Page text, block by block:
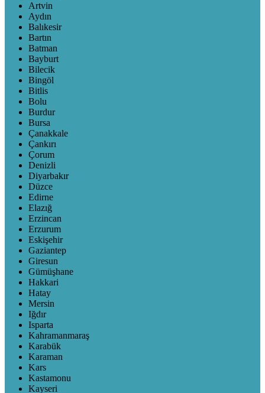
Artvin
Aydın
Balıkesir
Bartın
Batman
Bayburt
Bilecik
Bingöl
Bitlis
Bolu
Burdur
Bursa
Çanakkale
Çankırı
Çorum
Denizli
Diyarbakır
Düzce
Edirne
Elazığ
Erzincan
Erzurum
Eskişehir
Gaziantep
Giresun
Gümüşhane
Hakkari
Hatay
Mersin
Iğdır
Isparta
Kahramanmaraş
Karabük
Karaman
Kars
Kastamonu
Kayseri